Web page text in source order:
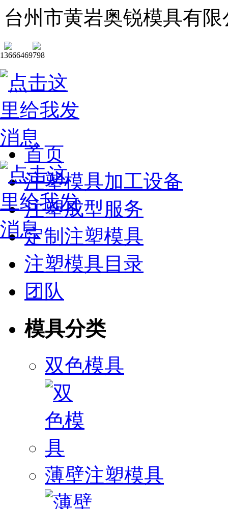
台州市黄岩奥锐模具有限
首页
注塑模具加工设备
注塑成型服务
定制注塑模具
注塑模具目录
团队
模具分类
双色模具
薄壁注塑模具
13666469798